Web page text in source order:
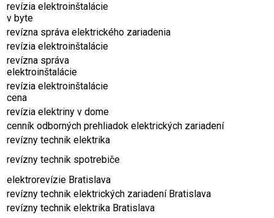
revízia elektroinštalácie
v byte
revízna správa elektrického zariadenia
revízia elektroinštalácie
revízna správa
elektroinštalácie
revízia elektroinštalácie
cena
revízia elektriny v dome
cenník odborných prehliadok elektrických zariadení
revízny technik elektrika
revízny technik spotrebiče
elektrorevízie Bratislava
revízny technik elektrických zariadení Bratislava
revízny technik elektrika Bratislava